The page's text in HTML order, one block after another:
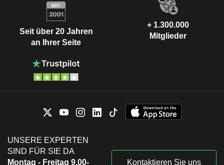
Seit über 20 Jahren
an Ihrer Seite
+ 1.300.000
Mitglieder
UNSERE EXPERTEN
SIND FÜR SIE DA
Montag - Freitag 9.00-
Kontaktieren Sie uns